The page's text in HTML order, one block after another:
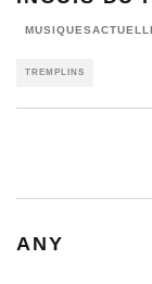
TREMPLINS
ANY